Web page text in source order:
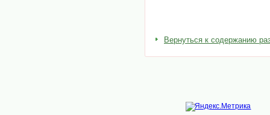
Вернуться к содержанию